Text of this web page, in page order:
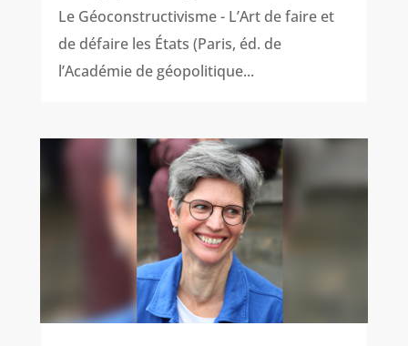
Le Géoconstructivisme - L’Art de faire et
de défaire les États (Paris, éd. de
l’Académie de géopolitique...